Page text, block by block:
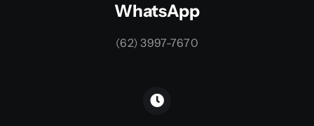
WhatsApp
(62) 3997-7670